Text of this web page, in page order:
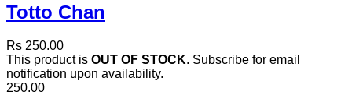
Totto Chan
Rs 250.00
This product is OUT OF STOCK. Subscribe for email
notification upon availability.
250.00